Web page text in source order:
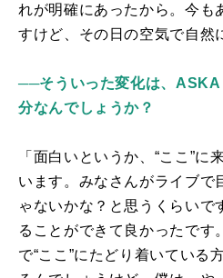
れが明確にあったから。今も
すけど、その日の空気で自然
──そういった変化は、ASKA
分なんでしょうか？
「面白いというか、“ここ”に
います。みなさんがライブで
ゃないかな？と思うくらいで
ることができて良かったです
で“ここ”にたどり着いている